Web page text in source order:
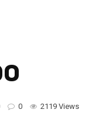
0 2119 Views